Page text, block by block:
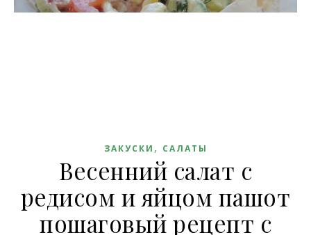
ЗАКУСКИ , САЛАТЫ
Весенний салат с
редисом и яйцом пашот
пошаговый рецепт с